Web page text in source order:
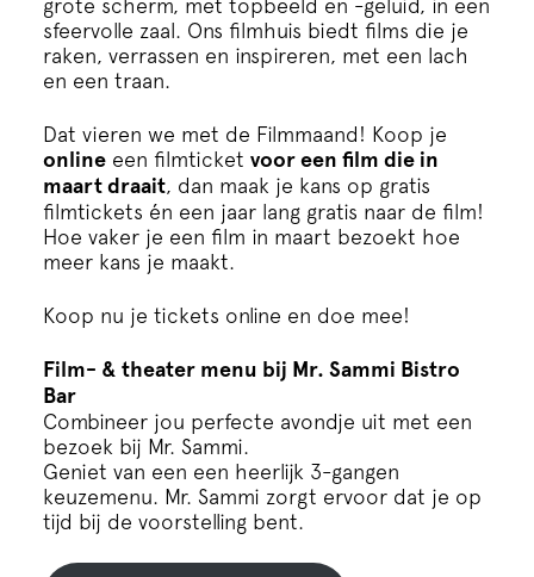
grote scherm, met topbeeld en -geluid, in een
sfeervolle zaal. Ons filmhuis biedt films die je
raken, verrassen en inspireren, met een lach
en een traan.
Dat vieren we met de Filmmaand! Koop je
online een filmticket voor een film die in
maart draait, dan maak je kans op gratis
filmtickets én een jaar lang gratis naar de film!
Hoe vaker je een film in maart bezoekt hoe
meer kans je maakt.
Koop nu je tickets online en doe mee!
Film- & theater menu bij Mr. Sammi Bistro
Bar
Combineer jou perfecte avondje uit met een
bezoek bij Mr. Sammi.
Geniet van een een heerlijk 3-gangen
keuzemenu. Mr. Sammi zorgt ervoor dat je op
tijd bij de voorstelling bent.